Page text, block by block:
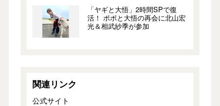
「ヤギと大悟」2時間SPで復
活！ ポポと大悟の再会に北山宏
光＆相武紗季が参加
関連リンク
公式サイト